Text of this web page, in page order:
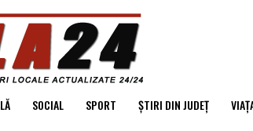
SOCIAL SPORT ȘTIRI DIN JUDEȚ